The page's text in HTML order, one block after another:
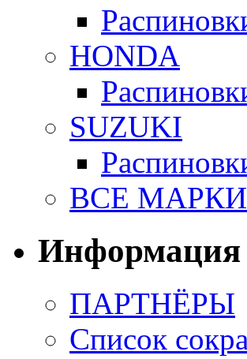
HONDA
SUZUKI
ВСЕ МАРКИ
Информация
ПАРТНЁРЫ
Список